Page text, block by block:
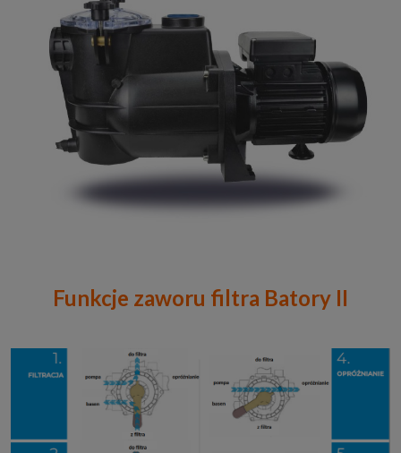
Funkcje zaworu filtra Batory II